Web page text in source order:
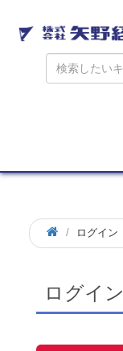
ログイン
ログイン